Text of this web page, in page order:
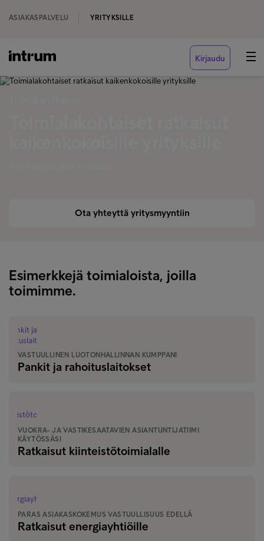
ASIAKASPALVELU YRITYKSILLE
Kirjaudu
Ota yhteyttä yritysmyyntiin
Esimerkkejä toimialoista, joilla
toimimme.
VASTUULLINEN LUOTONHALLINNAN KUMPPANI
Pankit ja rahoituslaitokset
VUOKRA- JA VASTIKESAATAVIEN ASIANTUNTIJATIIMI
KÄYTÖSSÄSI
Ratkaisut kiinteistötoimialalle
PARAS ASIAKASKOKEMUS VASTUULLISUUS EDELLÄ
Ratkaisut energiayhtiöille